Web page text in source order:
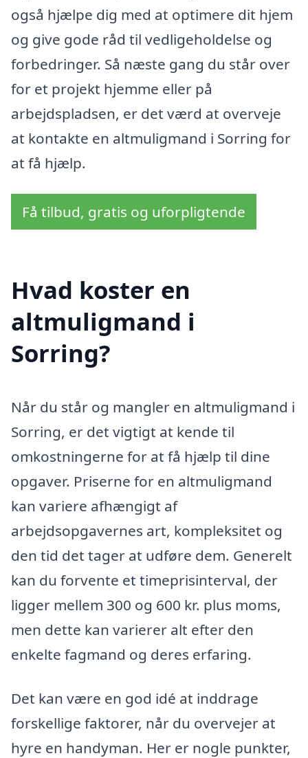
også hjælpe dig med at optimere dit hjem
og give gode råd til vedligeholdelse og
forbedringer. Så næste gang du står over
for et projekt hjemme eller på
arbejdspladsen, er det værd at overveje
at kontakte en altmuligmand i Sorring for
at få hjælp.
Få tilbud, gratis og uforpligtende
Hvad koster en
altmuligmand i
Sorring?
Når du står og mangler en altmuligmand i
Sorring, er det vigtigt at kende til
omkostningerne for at få hjælp til dine
opgaver. Priserne for en altmuligmand
kan variere afhængigt af
arbejdsopgavernes art, kompleksitet og
den tid det tager at udføre dem. Generelt
kan du forvente et timeprisinterval, der
ligger mellem 300 og 600 kr. plus moms,
men dette kan varierer alt efter den
enkelte fagmand og deres erfaring.
Det kan være en god idé at inddrage
forskellige faktorer, når du overvejer at
hyre en handyman. Her er nogle punkter,